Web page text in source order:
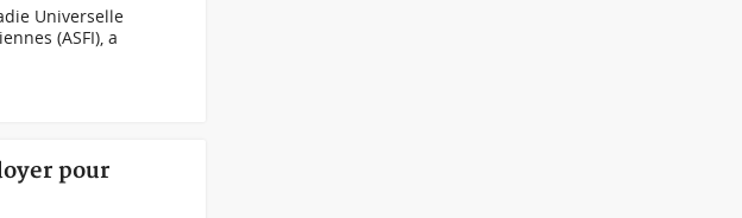
Universelle
(ASFI), a
pour